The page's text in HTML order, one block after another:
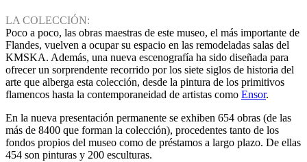
LA COLECCIÓN:
Poco a poco, las obras maestras de este museo, el más importante de
Flandes, vuelven a ocupar su espacio en las remodeladas salas del
KMSKA. Además, una nueva escenografía ha sido diseñada para
ofrecer un sorprendente recorrido por los siete siglos de historia del
arte que alberga esta colección, desde la pintura de los primitivos
flamencos hasta la contemporaneidad de artistas como Ensor.
En la nueva presentación permanente se exhiben 654 obras (de las
más de 8400 que forman la colección), procedentes tanto de los
fondos propios del museo como de préstamos a largo plazo. De ellas
454 son pinturas y 200 esculturas.